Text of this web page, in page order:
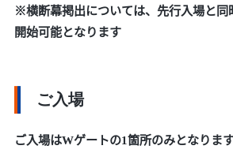
※横断幕掲出については、先行入場と同
開始可能となります
ご入場
ご入場はWゲートの1箇所のみとなります